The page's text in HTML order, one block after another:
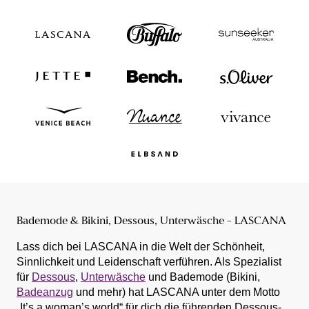
Bademode & Bikini, Dessous, Unterwäsche - LASCANA
Lass dich bei LASCANA in die Welt der Schönheit,
Sinnlichkeit und Leidenschaft verführen. Als Spezialist
für Dessous, Unterwäsche und Bademode (Bikini,
Badeanzug und mehr) hat LASCANA unter dem Motto